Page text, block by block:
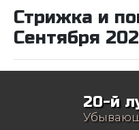
Стрижка и
Сентября
20-й